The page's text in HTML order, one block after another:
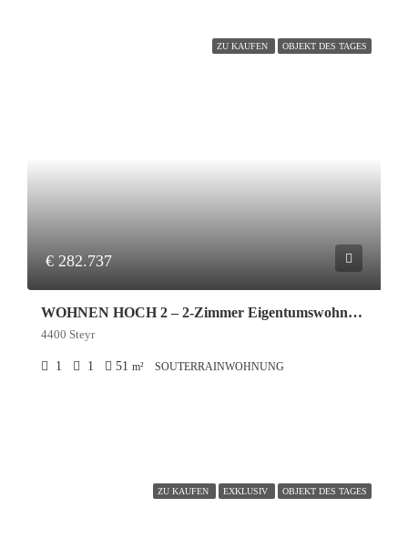
ZU KAUFEN OBJEKT DES TAGES
€ 282.737
WOHNEN HOCH 2 – 2-Zimmer Eigentumswohnung mit Terrasse und Carport in Steyr
4400 Steyr
1 1 51 m² SOUTERRAINWOHNUNG
ZU KAUFEN EXKLUSIV OBJEKT DES TAGES